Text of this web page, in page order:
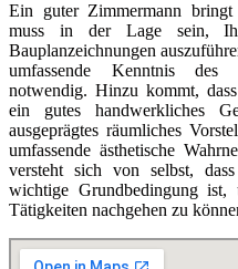
Ein guter Zimmermann bringt
muss in der Lage sein,
Bauplanzeichnungen
umfassende Kenntnis des
notwendig. Hinzu kommt,
ein gutes handwerkliches
ausgeprägtes räumliches
umfassende ästhetische
versteht sich von selbst,
wichtige Grundbedingung ist,
Tätigkeiten nachgehen zu